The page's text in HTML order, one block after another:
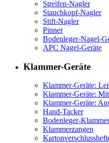
Streifen-Nagler
Stauchkopf-Nagler
Stift-Nagler
Pinner
Bodenleger-Nagel-
APC Nagel-Geräte
Klammer-Geräte
Klammer-Geräte:
Klammer-Geräte:
Klammer-Geräte:
Hand-Tacker
Bodenleger-
Klammerzangen